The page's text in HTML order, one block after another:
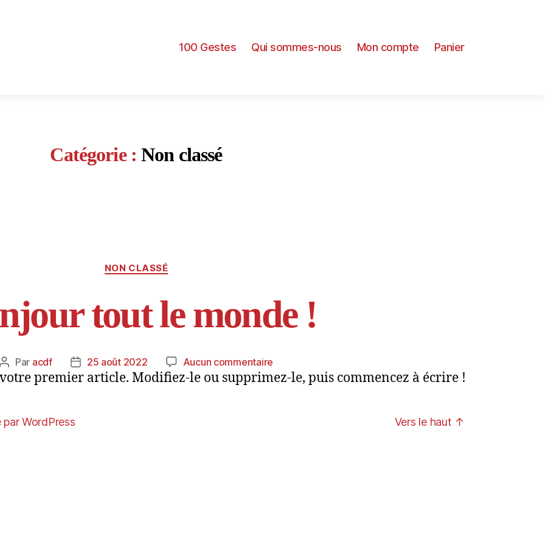
100 Gestes Qui sommes-nous Mon compte Panier
Catégorie : Non classé
Catégories
NON CLASSÉ
tout le monde !
Auteur
de
Par acdf
Date
de
25 août 2022 Aucun commentaire
Bonjour
premier article. Modifiez-le ou supprimez-le, puis commencez à écrire !
par WordPress Vers le haut ↑